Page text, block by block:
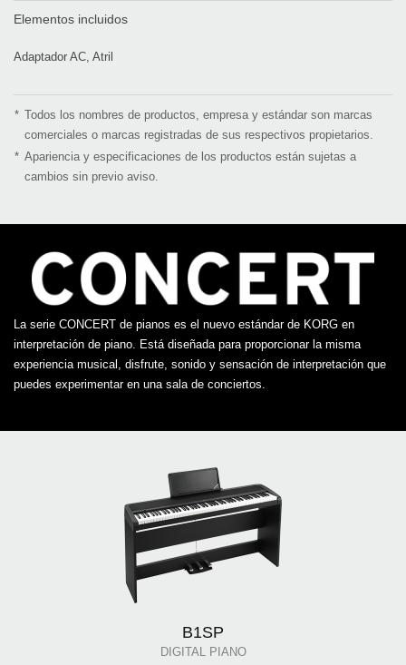
Elementos incluidos
Adaptador AC, Atril
* Todos los nombres de productos, empresa y estándar son marcas
comerciales o marcas registradas de sus respectivos propietarios.
* Apariencia y especificaciones de los productos están sujetas a
cambios sin previo aviso.
La serie CONCERT de pianos es el nuevo estándar de KORG en
interpretación de piano. Está diseñada para proporcionar la misma
experiencia musical, disfrute, sonido y sensación de interpretación que
puedes experimentar en una sala de conciertos.
B1SP
DIGITAL PIANO